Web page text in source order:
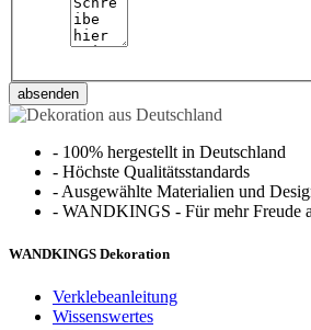
absenden
- 100% hergestellt in Deutschland
- Höchste Qualitätsstandards
- Ausgewählte Materialien und
- WANDKINGS - Für mehr Freude
WANDKINGS Dekoration
Verklebeanleitung
Wissenswertes